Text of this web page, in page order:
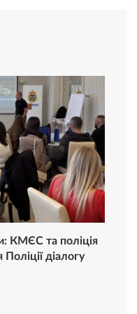
КМЄС та поліція
діалогу